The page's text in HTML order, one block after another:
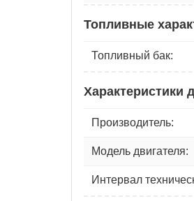
Топливные
Топливный бак:
Характеристики
Производитель:
Модель двигателя:
Интервал